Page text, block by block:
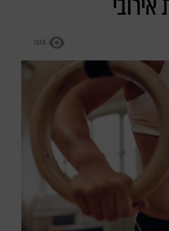
73.5k